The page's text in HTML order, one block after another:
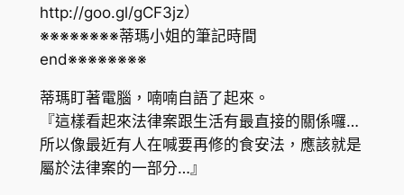
http://goo.gl/gCF3jz）
※※※※※※※※蒂瑪小姐的筆記時間
end※※※※※※※※
蒂瑪盯著電腦，喃喃自語了起來。
『這樣看起來法律案跟生活有最直接的關係囉…
所以像最近有人在喊要再修的食安法，應該就是
屬於法律案的一部分…』